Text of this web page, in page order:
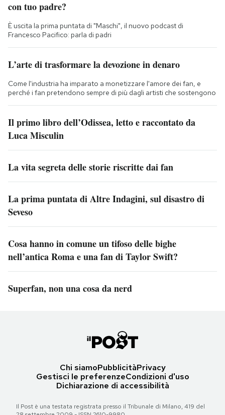
con tuo padre?
È uscita la prima puntata di "Maschi", il nuovo podcast di
Francesco Pacifico: parla di padri
L’arte di trasformare la devozione in denaro
Come l'industria ha imparato a monetizzare l'amore dei fan, e
perché i fan pretendono sempre di più dagli artisti che sostengono
Il primo libro dell’Odissea, letto e raccontato da
Luca Misculin
La vita segreta delle storie riscritte dai fan
La prima puntata di Altre Indagini, sul disastro di
Seveso
Cosa hanno in comune un tifoso delle bighe
nell’antica Roma e una fan di Taylor Swift?
Superfan, non una cosa da nerd
Chi siamoPubblicitàPrivacy
Gestisci le preferenzeCondizioni d'uso
Dichiarazione di accessibilità
Il Post è una testata registrata presso il Tribunale di Milano, 419 del